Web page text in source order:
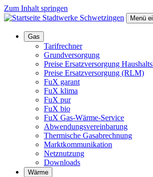
Zum Inhalt springen
Menü
Gas
Tarifrechner
Grundversorgung
Preise Ersatzversorgung
Preise Ersatzversorgung (RLM)
FuX garant
FuX klima
FuX pur
FuX bio
FuX Gas-Wärme-Service
Abwendungsvereinbarung
Thermische Gasabrechnung
Marktkommunikation
Netznutzung
Downloads
Wärme